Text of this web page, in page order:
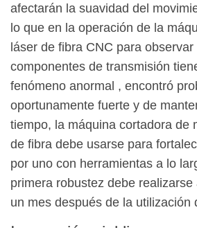
afectarán la suavidad del
lo que en la operación de la
láser de fibra CNC para observar
componentes de transmisión
fenómeno anormal , encontró
oportunamente fuerte y de
tiempo, la máquina cortadora de
de fibra debe usarse para
por uno con herramientas a lo
primera robustez debe
un mes después de la utilización